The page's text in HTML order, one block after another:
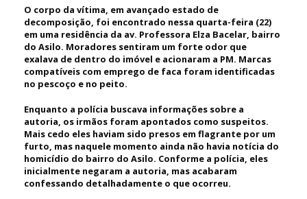
O corpo da vítima, em avançado estado de
decomposição, foi encontrado nessa quarta-feira (22)
em uma residência da av. Professora Elza Bacelar, bairro
do Asilo. Moradores sentiram um forte odor que
exalava de dentro do imóvel e acionaram a PM. Marcas
compatíveis com emprego de faca foram identificadas
no pescoço e no peito.
Enquanto a polícia buscava informações sobre a
autoria, os irmãos foram apontados como suspeitos.
Mais cedo eles haviam sido presos em flagrante por um
furto, mas naquele momento ainda não havia notícia do
homicídio do bairro do Asilo. Conforme a polícia, eles
inicialmente negaram a autoria, mas acabaram
confessando detalhadamente o que ocorreu.